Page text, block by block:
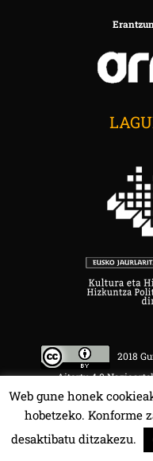
2018
Aitortu 4.0
HALA BEDI BAT
Web gune honek
hobetzeko. Konforme
desaktibatu ditzakezu.